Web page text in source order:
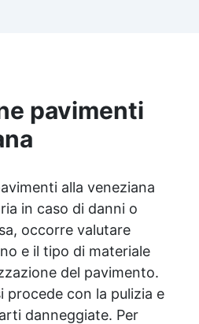
pavimenti
alla veneziana
in caso di danni o
occorre valutare
e il tipo di materiale
del pavimento.
procede con la pulizia e
danneggiate. Per